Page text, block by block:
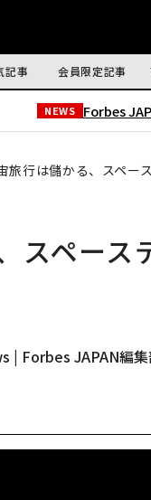
記事 会員限定記事
NEWS Forbes
旅行は儲かる、スペー
スペース
| Forbes JAPAN編